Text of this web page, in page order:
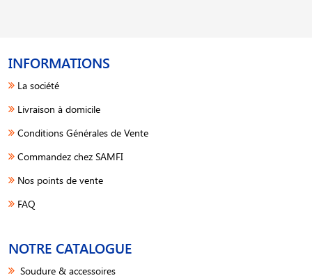
INFORMATIONS
La société
Livraison à domicile
Conditions Générales de Vente
Commandez chez SAMFI
Nos points de vente
FAQ
NOTRE CATALOGUE
Soudure & accessoires